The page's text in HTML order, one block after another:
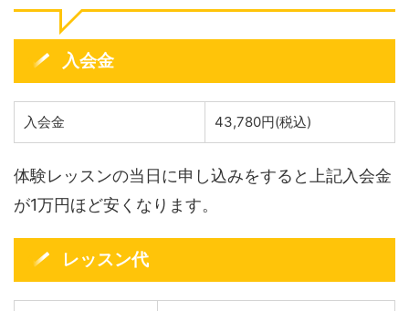
入会金
入会金 43,780円(税込)
体験レッスンの当日に申し込みをすると上記入会金
が1万円ほど安くなります。
レッスン代